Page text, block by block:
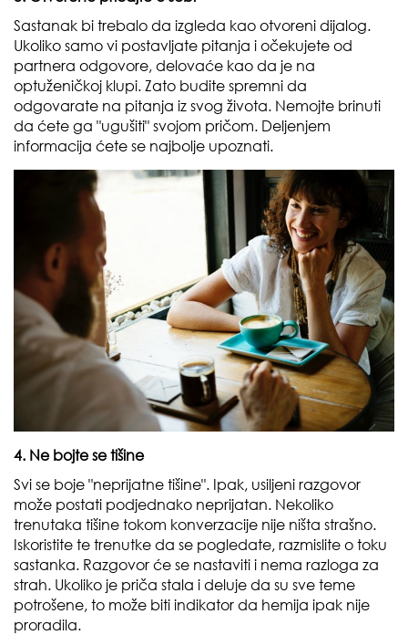
Sastanak bi trebalo da izgleda kao otvoreni dijalog.
Ukoliko samo vi postavljate pitanja i očekujete od
partnera odgovore, delovaće kao da je na
optuženičkoj klupi. Zato budite spremni da
odgovarate na pitanja iz svog života. Nemojte brinuti
da ćete ga "ugušiti" svojom pričom. Deljenjem
informacija ćete se najbolje upoznati.
4. Ne bojte se tišine
Svi se boje "neprijatne tišine". Ipak, usiljeni razgovor
može postati podjednako neprijatan. Nekoliko
trenutaka tišine tokom konverzacije nije ništa strašno.
Iskoristite te trenutke da se pogledate, razmislite o toku
sastanka. Razgovor će se nastaviti i nema razloga za
strah. Ukoliko je priča stala i deluje da su sve teme
potrošene, to može biti indikator da hemija ipak nije
proradila.